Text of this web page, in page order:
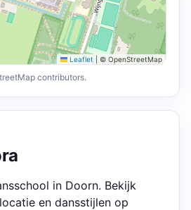
Leaflet © OpenStreetMap
contributors.
in Doorn. Bekijk
en dansstijlen op